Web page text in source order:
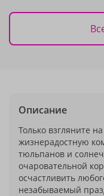
Описание
Только взгляните
жизнерадостную
тюльпанов и
очаровательной
осчастливить
незабываемый